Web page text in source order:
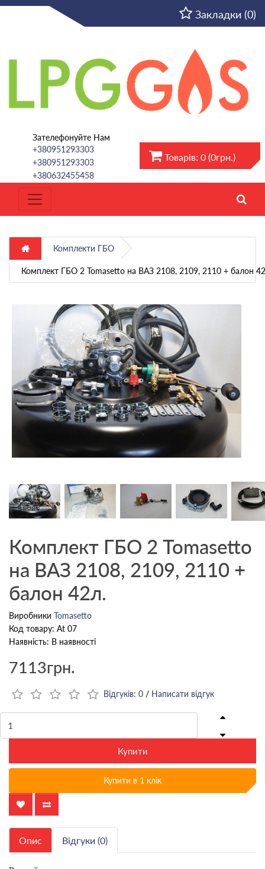
Закладки (0)
Зателефонуйте Нам
+380951293303
+380951293303
+380632455458
Товарів: 0 (0грн.)
Комплекти ГБО
Комплект ГБО 2 Tomasetto на ВАЗ 2108, 2109, 2110 + балон
Комплект ГБО 2 Tomasetto
на ВАЗ 2108, 2109, 2110 +
балон 42л.
Виробники Tomasetto
Код товару: At 07
Наявність: В наявності
7113грн.
Відгуків: 0 / Написати відгук
Купити
Купити в 1 клік
Опис Відгуки (0)